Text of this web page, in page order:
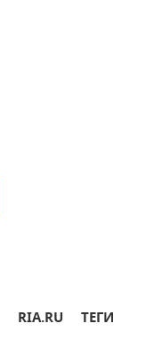
RIA.RU ТЕГИ